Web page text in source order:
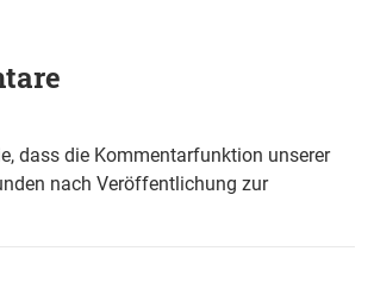
dass die Kommentarfunktion unserer
nach Veröffentlichung zur